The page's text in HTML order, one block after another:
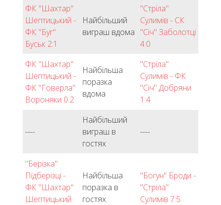
ФК "Шахтар"
Шептицький -
ФК "Буг"
Буськ 2:1
Найбільший
виграш вдома
"Стріла"
Сулимів - СК
"Січ" Заболотці
4:0
ФК "Шахтар"
Шептицький -
ФК "Говерла"
Вороняки 0:2
Найбільша
поразка
вдома
"Стріла"
Сулимів - ФК
"Січ" Добряни
1:4
----
Найбільший
виграш в
гостях
----
"Берізка"
Підберізці -
ФК "Шахтар"
Шептицький
Найбільша
поразка в
гостях
"Богун" Броди -
"Стріла"
Сулимів 7:5